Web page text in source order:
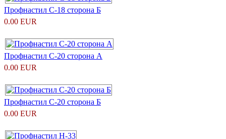
Профнастил С-18 сторона Б
0.00 EUR
Профнастил С-20 сторона А
0.00 EUR
Профнастил С-20 сторона Б
0.00 EUR